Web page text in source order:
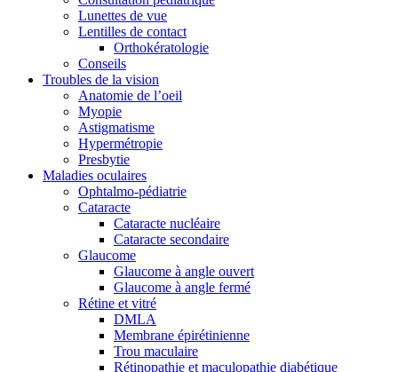
Lunettes de vue
Lentilles de contact
Orthokératologie
Conseils
Troubles de la vision
Anatomie de l’oeil
Myopie
Astigmatisme
Hypermétropie
Presbytie
Maladies oculaires
Ophtalmo-pédiatrie
Cataracte
Cataracte nucléaire
Cataracte secondaire
Glaucome
Glaucome à angle ouvert
Glaucome à angle fermé
Rétine et vitré
DMLA
Membrane épirétinienne
Trou maculaire
Rétinopathie et maculopathie diabétique